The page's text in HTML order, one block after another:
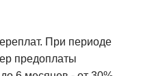
При периоде
предоплаты